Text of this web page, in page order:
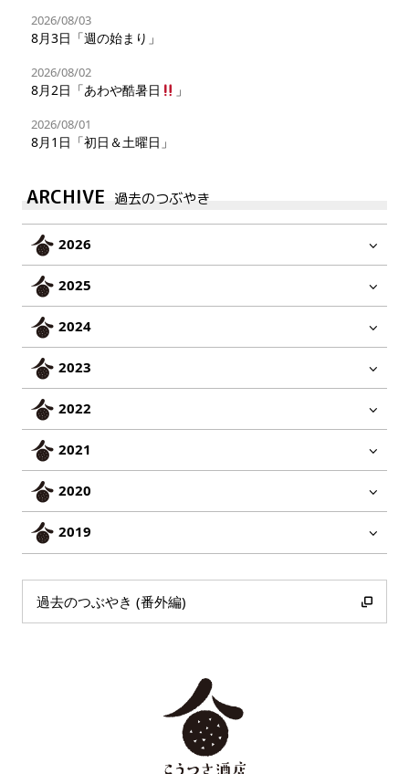
2026/08/03
8月3日「週の始まり」
2026/08/02
8月2日「あわや酷暑日 」
2026/08/01
8月1日「初日＆土曜日」
ARCHIVE 過去のつぶやき
2026
2025
2024
2023
2022
2021
2020
2019
過去のつぶやき (番外編)